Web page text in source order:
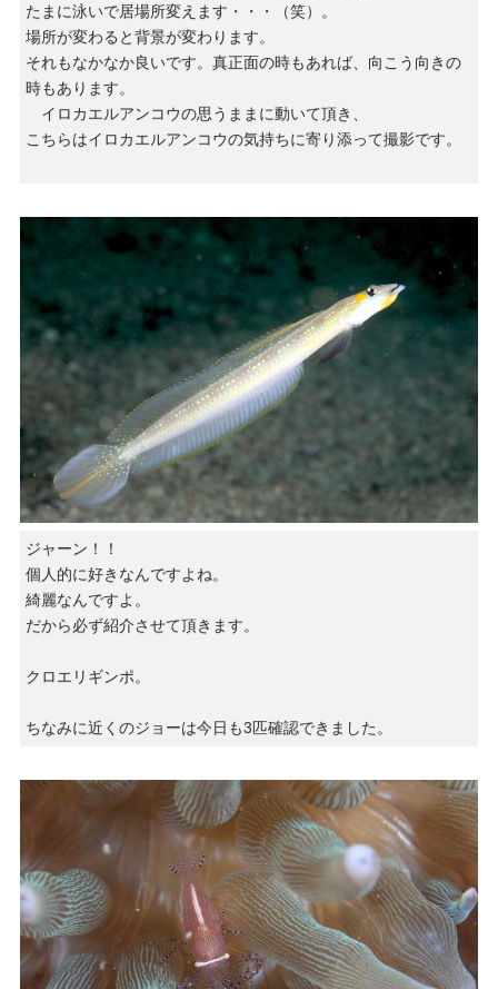
たまに泳いで居場所変えます・・・（笑）。
場所が変わると背景が変わります。
それもなかなか良いです。真正面の時もあれば、向こう向きの
時もあります。
イロカエルアンコウの思うままに動いて頂き、
こちらはイロカエルアンコウの気持ちに寄り添って撮影です。
ジャーン！！
個人的に好きなんですよね。
綺麗なんですよ。
だから必ず紹介させて頂きます。
クロエリギンポ。
ちなみに近くのジョーは今日も3匹確認できました。